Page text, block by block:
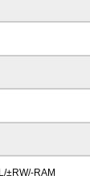
±RW/-RAM